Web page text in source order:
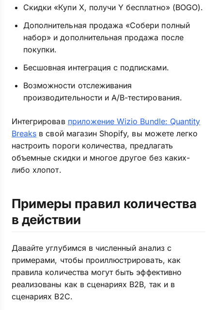
Скидки «Купи X, получи Y бесплатно» (BOGO).
Дополнительная продажа «Собери полный
набор» и дополнительная продажа после
покупки.
Бесшовная интеграция с подписками.
Возможности отслеживания
производительности и A/B-тестирования.
Интегрировав приложение Wizio Bundle: Quantity
Breaks в свой магазин Shopify, вы можете легко
настроить пороги количества, предлагать
объемные скидки и многое другое без каких-
либо хлопот.
Примеры правил количества
в действии
Давайте углубимся в численный анализ с
примерами, чтобы проиллюстрировать, как
правила количества могут быть эффективно
реализованы как в сценариях B2B, так и в
сценариях B2C.